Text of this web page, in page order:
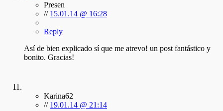
Presen
// 15.01.14 @ 16:28
Reply
Así de bien explicado sí que me atrevo! un post fantástico y
bonito. Gracias!
Karina62
// 19.01.14 @ 21:14